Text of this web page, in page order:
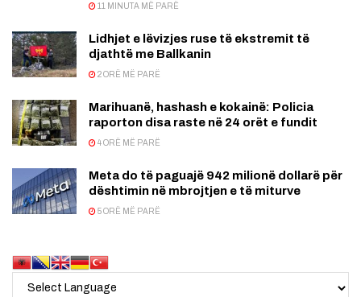
11 MINUTA MË PARË
Lidhjet e lëvizjes ruse të ekstremit të
djathtë me Ballkanin
2 ORË MË PARË
Marihuanë, hashash e kokainë: Policia
raporton disa raste në 24 orët e fundit
4 ORË MË PARË
Meta do të paguajë 942 milionë dollarë për
dështimin në mbrojtjen e të miturve
5 ORË MË PARË